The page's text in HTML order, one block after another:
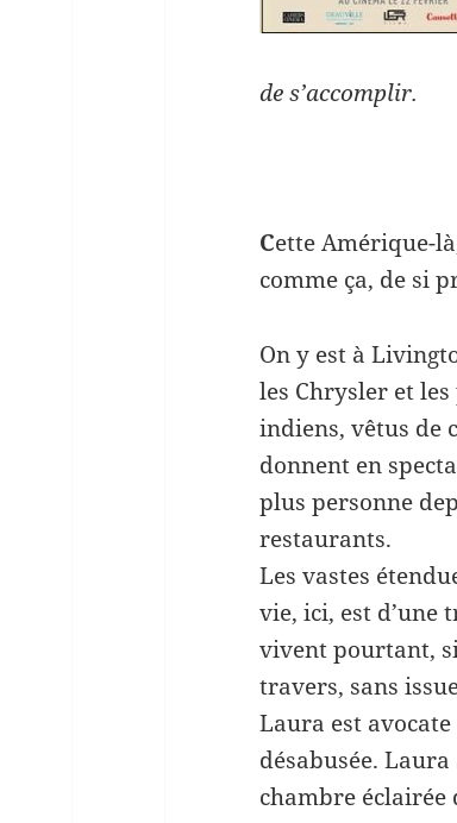
de s’accomplir.
Cette Amérique-
comme ça, de si
On y est à
les Chrysler et
indiens, vêtus de
donnent en
plus personne
restaurants.
Les vastes
vie, ici, est d’une
vivent pourtant,
travers, sans
Laura est
désabusée.
chambre